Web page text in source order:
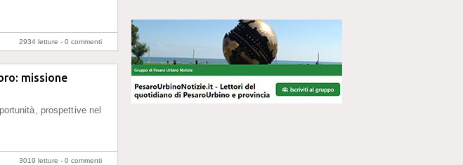
2934 letture - 0 commenti
missione
prospettive nel
3019 letture - 0 commenti